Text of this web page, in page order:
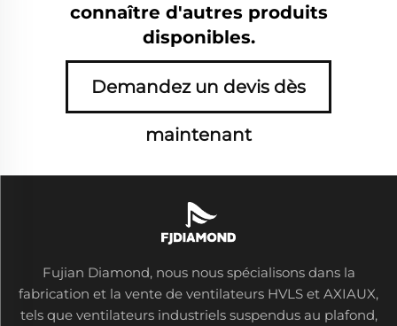
connaître d'autres produits
disponibles.
Demandez un devis dès
maintenant
Fujian Diamond, nous nous spécialisons dans la
fabrication et la vente de ventilateurs HVLS et AXIAUX,
tels que ventilateurs industriels suspendus au plafond,